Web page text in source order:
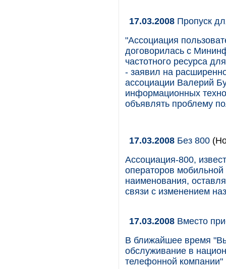
17.03.2008 Пропуск
"Ассоциация
договорилась с
частотного ресурса
- заявил на
ассоциации Валерий
информационных
объявлять проблему
17.03.2008 Без 800
Ассоциация-800,
операторов
наименования,
связи с изменением
17.03.2008 Вместо
В ближайшее время
обслуживание в
телефонной